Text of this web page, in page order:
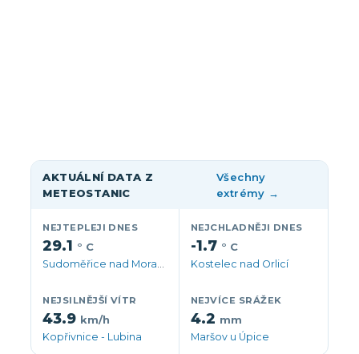
AKTUÁLNÍ DATA Z
METEOSTANIC
Všechny
extrémy →
NEJTEPLEJI DNES
29.1 ° C
NEJCHLADNĚJI DNES
-1.7 ° C
Kostelec nad Orlicí
NEJSILNĚJŠÍ VÍTR
43.9 km/h
Kopřivnice - Lubina
NEJVÍCE SRÁŽEK
4.2 mm
Maršov u Úpice